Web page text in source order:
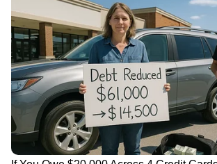
2014ല്‍ മാറക്കാനയില്‍
ലോകകപ്പ് ഉയര്‍ത്താൻ
നിയോഗിക്കപ്പെട്ടവനായിരുന്നു
എൻസ്റ്റാഡിയോ കാസ്റ്റലോയില്‍
താരം ജുവാൻ കാമിലോയുടെ
ബ്രസീലുകാരുടെ സ്വപ്നത്തെ